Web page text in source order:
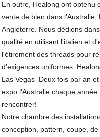
En outre, Healong ont obtenu
vente de bien dans l'Australie,
Angleterre. Nous dédions
qualité en utilisant l'italien et
l'étirement des threads pour
d'exigences uniformes.
Las Vegas Deux fois par an
expo l'Australie chaque
rencontrer!
Notre chambre des
conception, pattern, coupe,